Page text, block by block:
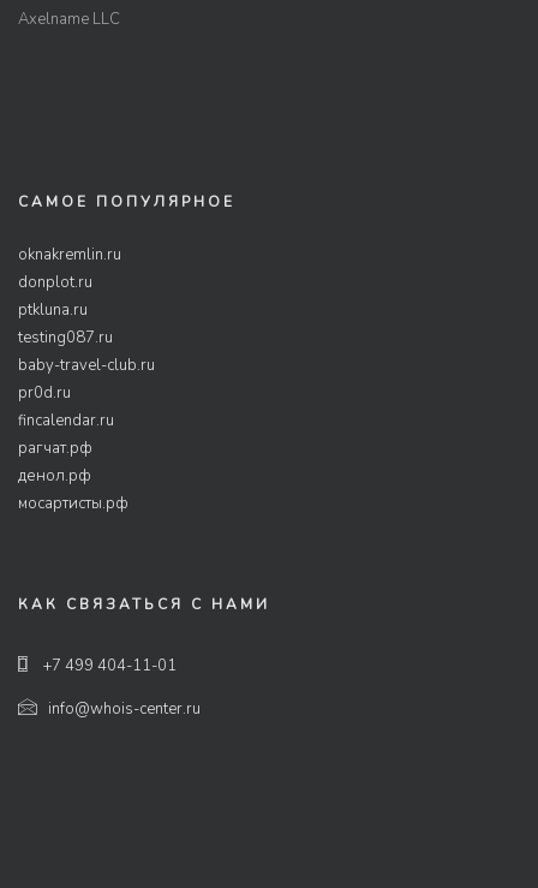
Axelname LLC
САМОЕ ПОПУЛЯРНОЕ
oknakremlin.ru
donplot.ru
ptkluna.ru
testing087.ru
baby-travel-club.ru
pr0d.ru
fincalendar.ru
рагчат.рф
денол.рф
мосартисты.рф
КАК СВЯЗАТЬСЯ С НАМИ
+7 499 404-11-01
info@whois-center.ru